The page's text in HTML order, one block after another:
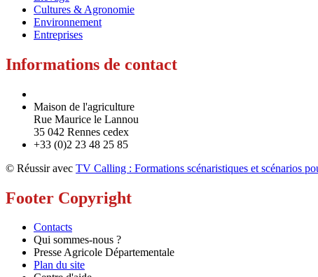
Cultures & Agronomie
Environnement
Entreprises
Informations de contact
Maison de l'agriculture
Rue Maurice le Lannou
35 042 Rennes cedex
+33 (0)2 23 48 25 85
© Réussir avec TV Calling : Formations scénaristiques et scénarios
Footer Copyright
Contacts
Qui sommes-nous ?
Presse Agricole Départementale
Plan du site